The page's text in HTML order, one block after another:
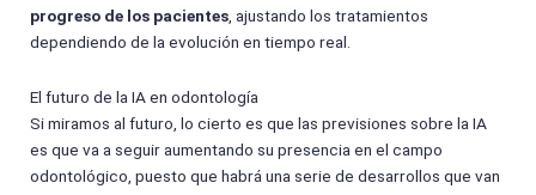
progreso de los pacientes , ajustando los tratamientos
dependiendo de la evolución en tiempo real.
El futuro de la IA en odontología
Si miramos al futuro, lo cierto es que las previsiones sobre la IA
es que va a seguir aumentando su presencia en el campo
odontológico, puesto que habrá una serie de desarrollos que van